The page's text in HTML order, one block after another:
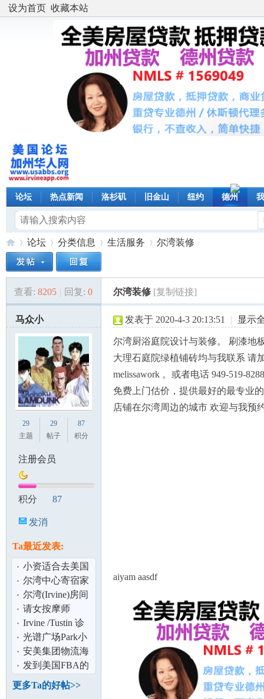
设为首页 收藏本站
论坛 热点新闻 洛杉矶 旧金山 纽约 德州
美»
论坛
›
分类信息 生活服务
›
尔湾装修
查看: 8205 | 回复: 0 尔湾装修 [复制链接]
马众小
29
主题
29
帖子
87
积分
注册会员
积分 87
发消
Ta最近发表:
小资适合去美国
生子吗？
尔湾中心寄宿家
庭
尔湾(Irvine)房间
出租; 近IVC和
Irvine Hig
请女按摩师
Irvine /Tustin 诊
所转租或分租
光谱广场Park小
区2B2B诚招长租
短租
安美集团物流海
外仓 -
Anmeigroup
发到美国FBA的
货被扣在海关怎
么办？如何处
更多Ta的好帖>>
发表于 2020-4-3 20:13:51 | 显示
尔湾厨浴庭院设计与装修。 刷漆地
大理石庭院绿植铺砖均与我联系 请
melissawork 。或者电话 949-519-
免费上门估价，提供最好的最专业
店铺在尔湾周边的城市 欢迎与我预
aiyam aasdf